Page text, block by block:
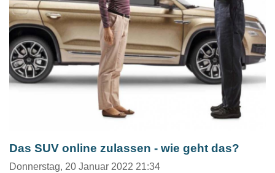
Das SUV online zulassen - wie geht das?
Donnerstag, 20 Januar 2022 21:34